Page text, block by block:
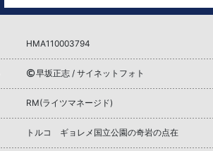
HMA110003794
早坂正志 / サイネットフォト
RM(ライツマネージド)
トルコ ギョレメ国立公園の奇岩の点在